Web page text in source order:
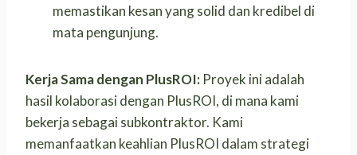
memastikan kesan yang solid dan kredibel di
mata pengunjung.
Kerja Sama dengan PlusROI: Proyek ini adalah
hasil kolaborasi dengan PlusROI, di mana kami
bekerja sebagai subkontraktor. Kami
memanfaatkan keahlian PlusROI dalam strategi